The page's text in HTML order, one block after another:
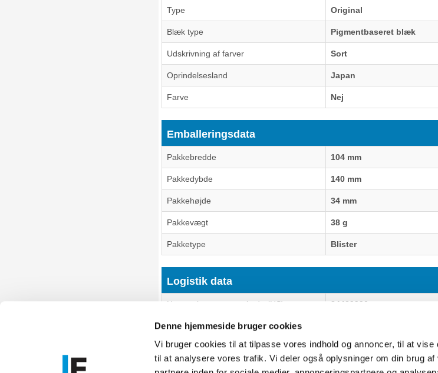
Denne hjemmeside bruger cookies
Vi bruger cookies til at tilpasse vores indhold og annoncer, til at
til at analysere vores trafik. Vi deler også oplysninger om din brug
Type Original
Blæk type Pigmentbaseret blæk
Udskrivning af farver Sort
Oprindelsesland Japan
Farve Nej
Emballeringsdata
Pakkebredde 104 mm
Pakkedybde 140 mm
Pakkehøjde 34 mm
Pakkevægt 38 g
Pakketype Blister
Logistik data
Harmoniseret systemkode (HS) 84439990
Føniks Computer Aarhus